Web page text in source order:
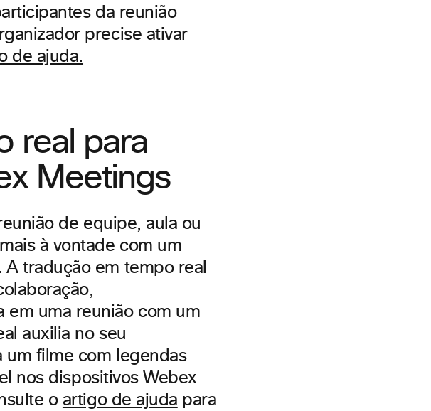
da reunião
precise ativar
de ajuda.
real para
Meetings
de equipe, aula ou
à vontade com um
tradução em tempo real
em uma reunião com um
auxilia no seu
um filme com legendas
nos dispositivos Webex
o artigo de ajuda para